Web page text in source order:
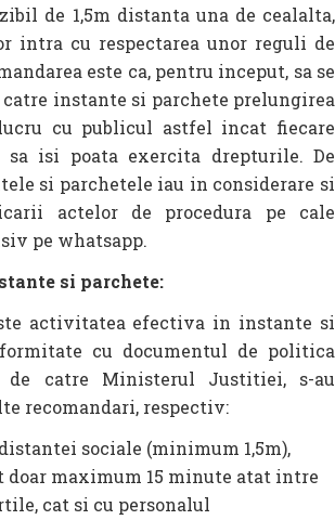
de 1,5m distanta una de cealalta,
intra cu respectarea unor reguli de
este ca, pentru inceput, sa se
catre instante si parchete prelungirea
cu publicul astfel incat fiecare
sa isi poata exercita drepturile. De
si parchetele iau in considerare si
actelor de procedura pe cale
pe whatsapp.
si parchete:
activitatea efectiva in instante si
cu documentul de politica
de catre Ministerul Justitiei, s-au
recomandari, respectiv:
sociale (minimum 1,5m),
doar maximum 15 minute atat intre
cat si cu personalul